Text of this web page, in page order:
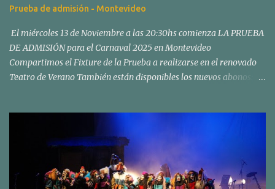
Prueba de admisión - Montevideo
El miércoles 13 de Noviembre a las 20:30hs comienza LA PRUEBA
DE ADMISIÓN para el Carnaval 2025 en Montevideo
Compartimos el Fixture de la Prueba a realizarse en el renovado
Teatro de Verano También están disponibles los nuevos abonos:
esq. Av. Joaquín Suárez, de 11:00 a 16:00 hs. Esos días estarán
reservados para quienes deseen renovar sus lugares del Carnaval
2024. El lunes 04 de noviembre, también en nuestra sede social,
comenzará la venta libre para nuevos abonados, de 13:00 a 17:00.